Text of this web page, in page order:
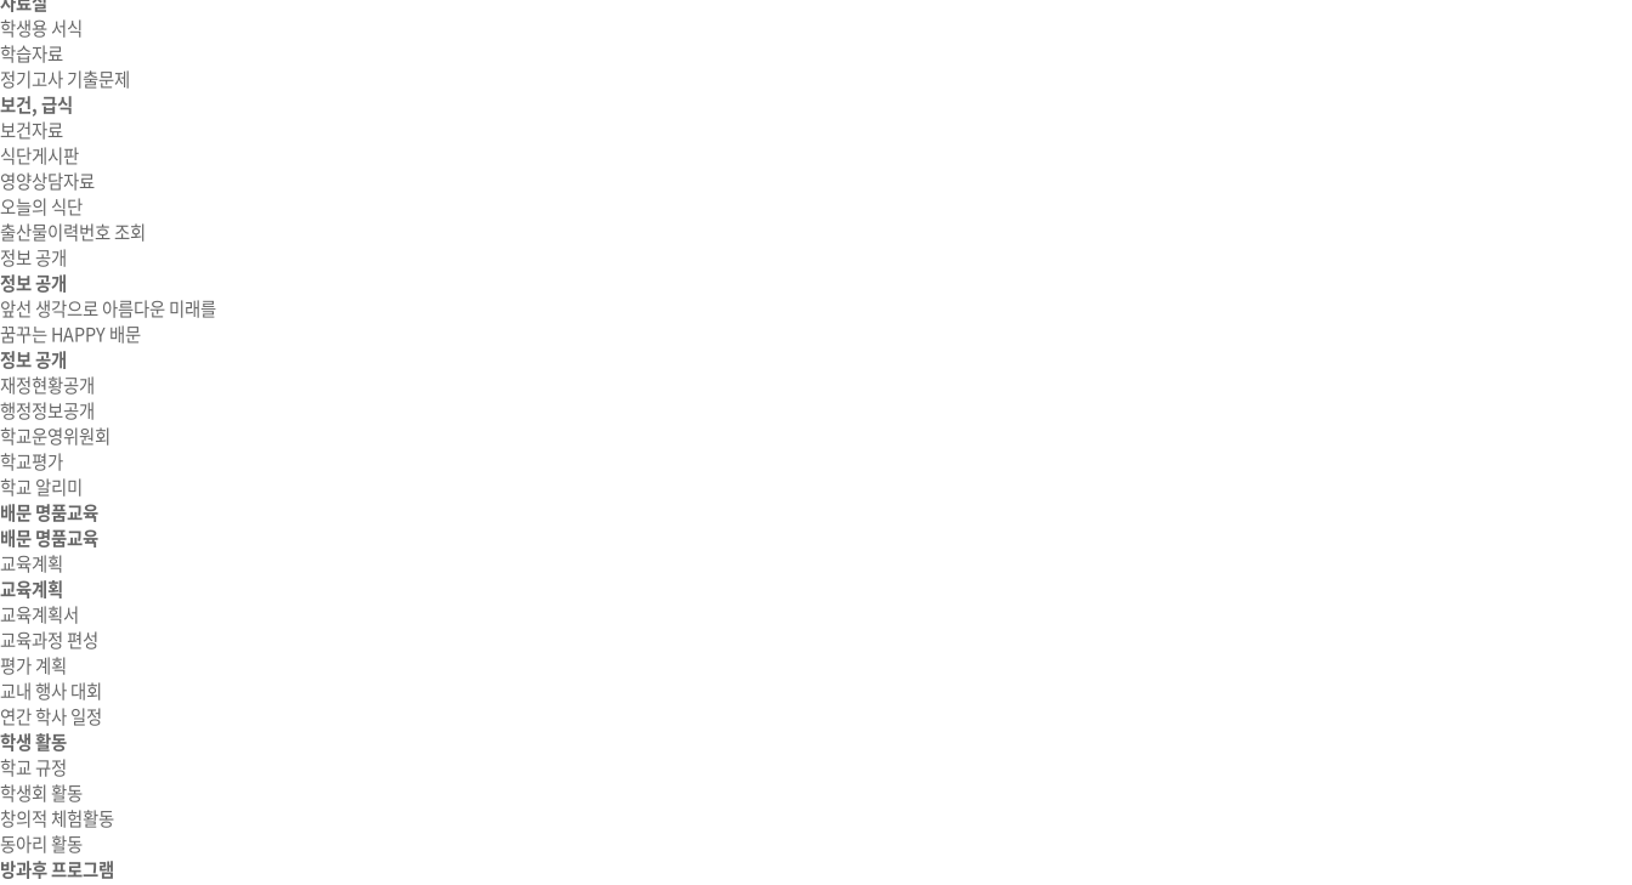
학생용 서식
학습자료
정기고사 기출문제
보건, 급식
보건자료
식단게시판
영양상담자료
오늘의 식단
출산물이력번호 조회
정보 공개
정보 공개
앞선 생각으로 아름다운 미래를
꿈꾸는 HAPPY 배문
정보 공개
재정현황공개
행정정보공개
학교운영위원회
학교평가
학교 알리미
배문 명품교육
배문 명품교육
교육계획
교육계획
교육계획서
교육과정 편성
평가 계획
교내 행사 대회
연간 학사 일정
학생 활동
학교 규정
학생회 활동
창의적 체험활동
동아리 활동
방과후 프로그램